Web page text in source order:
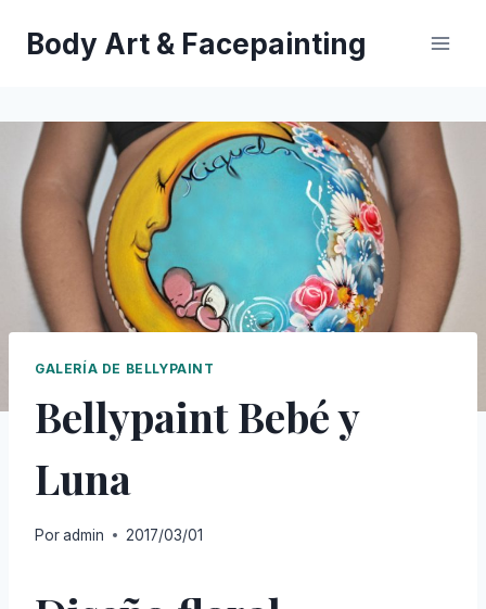
Body Art & Facepainting
GALERÍA DE BELLYPAINT
Bellypaint Bebé y
Luna
Poradmin 2017/03/01